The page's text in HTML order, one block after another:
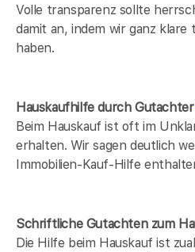
Volle transparenz sollte
damit an, indem wir ganz
haben.
Hauskaufhilfe durch Gutachter
Beim Hauskauf ist oft im
erhalten. Wir sagen deutlich
Immobilien-Kauf-Hilfe
Schriftliche Gutachten zum
Die Hilfe beim Hauskauf ist